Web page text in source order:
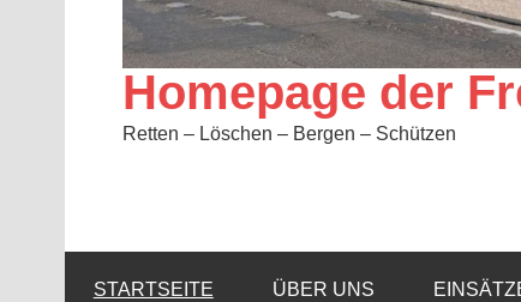
Homepage der
Retten – Löschen – Bergen – Schützen
STARTSEITE ÜBER UNS